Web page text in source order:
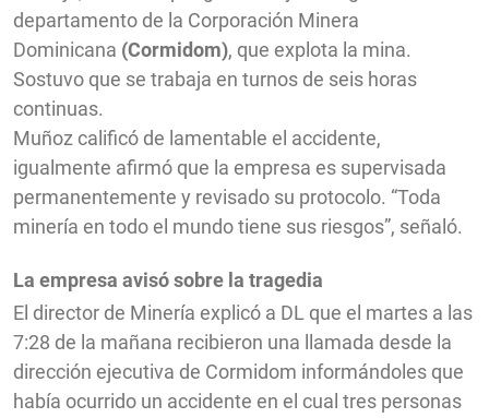
departamento de la Corporación Minera
Dominicana (Cormidom), que explota la mina.
Sostuvo que se trabaja en turnos de seis horas
continuas.
Muñoz calificó de lamentable el accidente,
igualmente afirmó que la empresa es supervisada
permanentemente y revisado su protocolo. “Toda
minería en todo el mundo tiene sus riesgos”, señaló.
La empresa avisó sobre la tragedia
El director de Minería explicó a DL que el martes a las
7:28 de la mañana recibieron una llamada desde la
dirección ejecutiva de Cormidom informándoles que
había ocurrido un accidente en el cual tres personas